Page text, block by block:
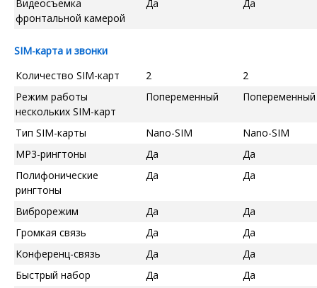
Видеосъемка
фронтальной камерой
Да Да
SIM-карта и звонки
Количество SIM-карт
2
2
Режим работы
нескольких SIM-карт
Попеременный Попеременный
Тип SIM-карты Nano-SIM
Nano-SIM
MP3-рингтоны
Да
Да
Полифонические
рингтоны
Да Да
Виброрежим Да
Да
Громкая связь
Да
Да
Конференц-связь
Да
Да
Быстрый набор
Да
Да